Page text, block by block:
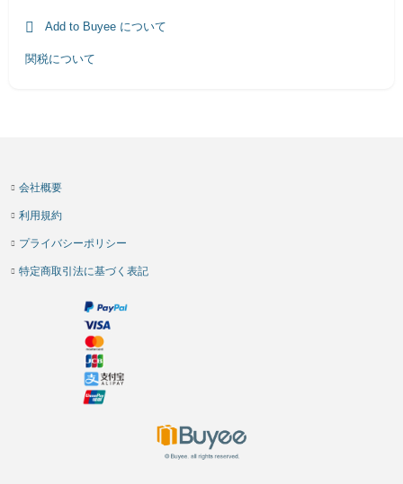
Add to Buyee について
関税について
会社概要
利用規約
プライバシーポリシー
特定商取引法に基づく表記